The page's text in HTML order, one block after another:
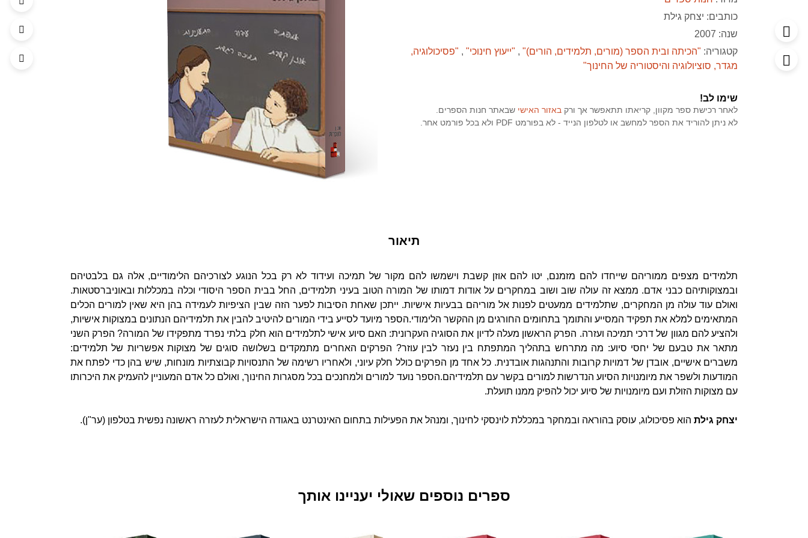
כותבים: יצחק גילת
שנה: 2007
קטגוריה: "הכיתה ובית הספר (מורים, תלמידים, הורים)" "ייעוץ חינוכי"
"פסיכולוגיה,
מגדר, סוציולוגיה והיסטוריה של החינוך"
שימו לב!
לאחר רכישת ספר מקוון, קריאתו תתאפשר אך ורק באזור האישי שבאתר חנות הספרים.
לא ניתן להוריד את הספר למחשב או לטלפון הנייד - לא בפורמט PDF ולא בכל פורמט אחר.
תיאור
תלמידים מצפים ממוריהם שייחדו להם מזמנם, יטו להם אוזן קשבת וישמשו להם מקור של תמיכה ועידוד לא רק בכל הנוגע לצורכיהם הלימודיים, אלה גם בלבטיהם
ובמצוקותיהם כבני אדם. ממצא זה עולה שוב ושוב במחקרים על אודות דמותו של המורה הטוב בעיני תלמידים, החל בבית הספר היסודי וכלה במכללות ובאוניברסטאות.
ואולם עוד עולה מן המחקרים, שתלמידים ממעטים לפנות אל מוריהם בבעיות אישיות. ייתכן שאחת הסיבות לפער הזה שבין הציפיות לעמידה בהן היא שאין למורים הכלים
המתאימים למלא את תפקיד המסייע והתומך בתחומים החורגים מן ההקשר הלימודי.הספר מיועד לסייע בידי המורים להיטיב להבין את תלמידיהם הנתונים במצוקות אישיות,
ולהציע להם מגוון של דרכי תמיכה ועזרה. הפרק הראשון מעלה לדיון את הסוגיה העקרונית: האם סיוע אישי לתלמידים הוא חלק בלתי נפרד מתפקידו של המורה? הפרק השני
מתאר את טבעם של יחסי סיוע: מה מתרחש בתהליך המתפתח בין נעזר לבין עוזר? הפרקים האחרים מתמקדים בשלושה סוגים של מצוקות אפשריות של תלמידים:
משברים אישיים, אובדן של דמויות קרובות והתנהגות אובדנית. כל אחד מן הפרקים כולל חלק עיוני, ולאחריו רשימה של התנסויות קבוצתיות מונחות, שיש בהן כדי לפתח את
המודעות ולשפר את מיומנויות הסיוע הנדרשות למורים בקשר עם תלמידיהם.הספר נועד למורים ולמחנכים בכל מסגרות החינוך, ואולם כל אדם המעוניין להעמיק את היכרותו
עם מצוקות הזולת ועם מיומנויות של סיוע יכול להפיק ממנו תועלת.
יצחק גילת הוא פסיכולוג, עוסק בהוראה ובמחקר במכללת לוינסקי לחינוך, ומנהל את הפעילות בתחום האינטרנט באגודה הישראלית לעזרה ראשונה נפשית בטלפון (ער"ן).
ספרים נוספים שאולי יעניינו אותך